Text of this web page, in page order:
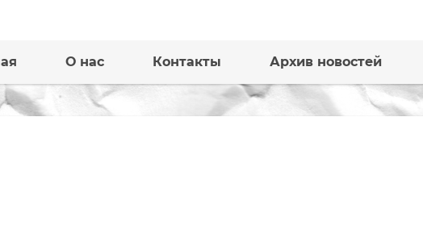
О нас Контакты Архив новостей